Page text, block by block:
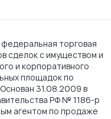
торговая
сделок с имуществом и
и корпоративного
площадок по
31.08.2009 в
РФ № 1186-р
агентом по продаже